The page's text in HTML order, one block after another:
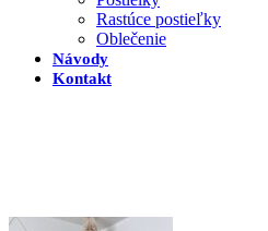
Rastúce postieľky
Oblečenie
Návody
Kontakt